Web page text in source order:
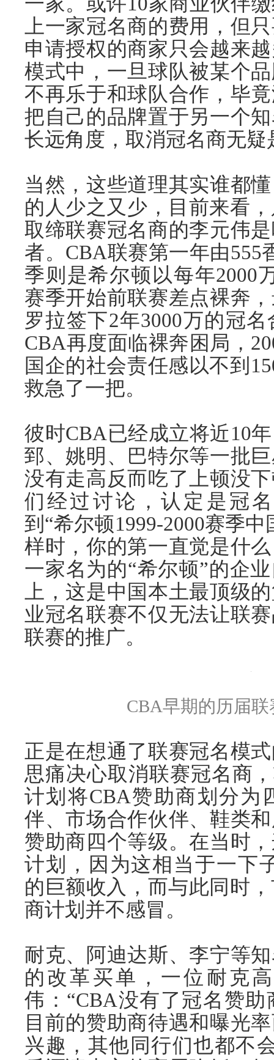
上一家冠名商的费用，但
申请授权的商家只会越来
模式中，一旦球队被某个
不再乐于和球队合作，毕
把自己的品牌置于另一个
长远角度，取消冠名商无
当然，这些道理其实谁都
的人少之又少，目前来看
取缔联赛冠名商的李元伟
者。CBA联赛第一年由555
季则是希尔顿以每年2000
赛季开始前联赛差点裸奔
罗拉签下2年3000万的冠
CBA再度面临裸奔困局，
国企的社会责任感以不到
救急了一把。
彼时CBA已经成立将近10
郅、姚明、巴特尔等一批
没有走高反而吃了上顿没
们经过讨论，认定是冠
到“希尔顿1999-2000赛季
样时，你的第一直觉是什
一家名为的“希尔顿”的企
上，这是中国本土最顶级
业冠名联赛不仅无法让联
联赛的推广。
CBA早期的历届
正是在想通了联赛冠名模
思痛决心取消联赛冠名商
计划将CBA赞助商划分为
伴、市场合作伙伴、鞋类
赞助商四个等级。在当时
计划，因为这相当于一下
的巨额收入，而与此同时
商计划并不感冒。
耐克、阿迪达斯、李宁等
的改革买单，一位耐克
伟：“CBA没有了冠名赞
目前的赞助商待遇和曝光
兴趣，其他同行们也都不